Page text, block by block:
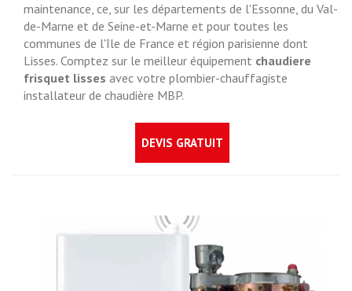
maintenance, ce, sur les départements de l'Essonne, du Val-
de-Marne et de Seine-et-Marne et pour toutes les
communes de l'île de France et région parisienne dont
Lisses. Comptez sur le meilleur équipement chaudiere
frisquet lisses avec votre plombier-chauffagiste
installateur de chaudière MBP.
DEVIS GRATUIT